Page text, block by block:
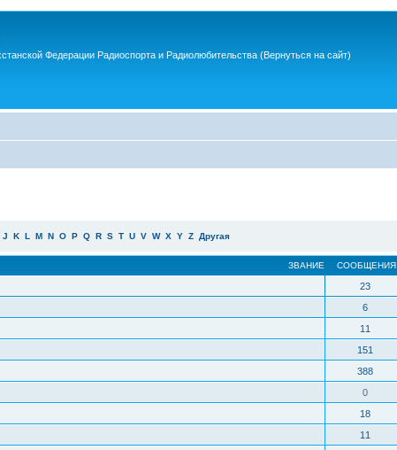
Федерации Радиоспорта и Радиолюбительства (Вернуться на сайт)
J K L M N O P Q R S T U V W X Y Z Другая
ЗВАНИЕ СООБЩЕНИЯ
23
6
11
151
388
0
18
11